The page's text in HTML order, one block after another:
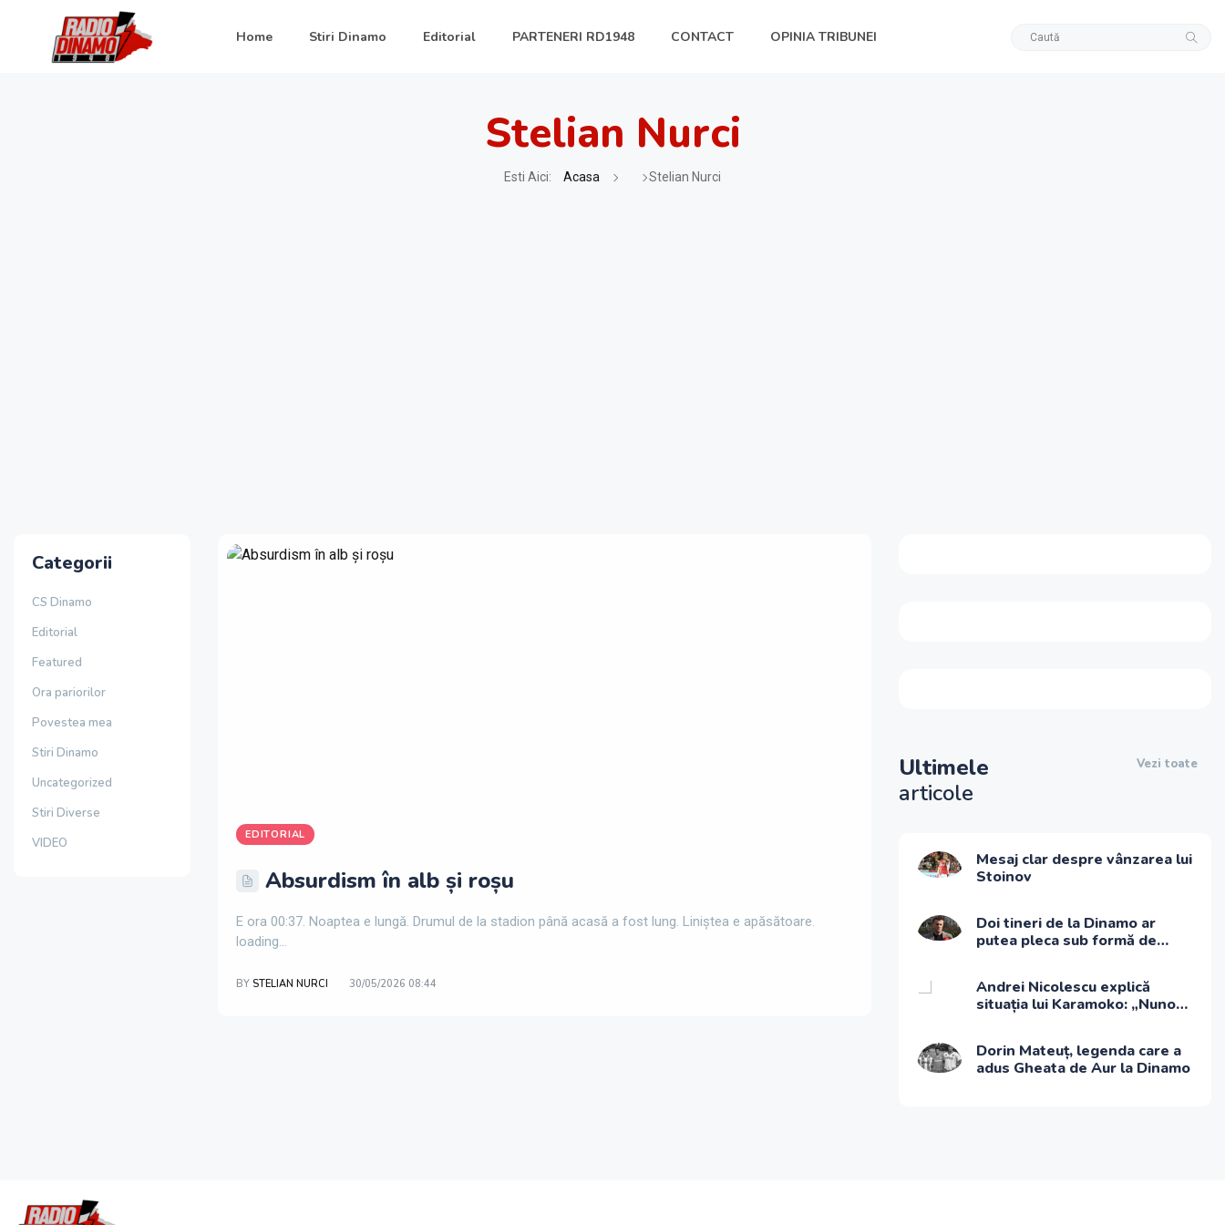
Home Stiri Dinamo Editorial PARTENERI RD1948 CONTACT OPINIA TRIBUNEI
Stelian Nurci
Esti Aici: Acasa Stelian Nurci
Categorii
CS Dinamo
Editorial
Featured
Ora pariorilor
Povestea mea
Stiri Dinamo
Uncategorized
Stiri Diverse
VIDEO
EDITORIAL
Absurdism în alb și roșu
E ora 00:37. Noaptea e lungă. Drumul de la stadion până acasă a fost lung. Liniștea e apăsătoare.
loading...
BY STELIAN NURCI 30/05/2026 08:44
Ultimele
articole
Vezi toate
Mesaj clar despre vânzarea lui
Stoinov
Doi tineri de la Dinamo ar
putea pleca sub formă de
Andrei Nicolescu explică
situația lui Karamoko: „Nuno
Dorin Mateuț, legenda care a
adus Gheata de Aur la Dinamo